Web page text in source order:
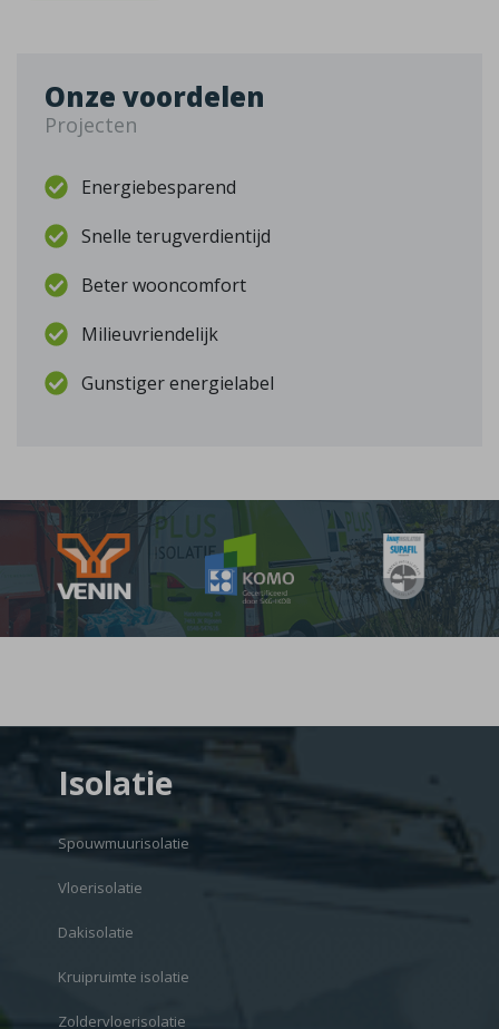
Onze voordelen
Projecten
Energiebesparend
Snelle terugverdientijd
Beter wooncomfort
Milieuvriendelijk
Gunstiger energielabel
Isolatie
Spouwmuurisolatie
Vloerisolatie
Dakisolatie
Kruipruimte isolatie
Zoldervloerisolatie